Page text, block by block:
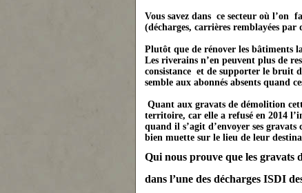
Vous savez dans ce secteur où l’on
(décharges, carrières remblayées par
Plutôt que de rénover les bâtiments
Les riverains n’en peuvent plus de
consistance et de supporter le bruit
semble aux abonnés absents quand
Quant aux gravats de démolition
territoire, car elle a refusé en 2014
quand il s’agit d’envoyer ses gravats
bien muette sur le lieu de leur
Qui nous prouve que les
dans l’une des décharges ISDI